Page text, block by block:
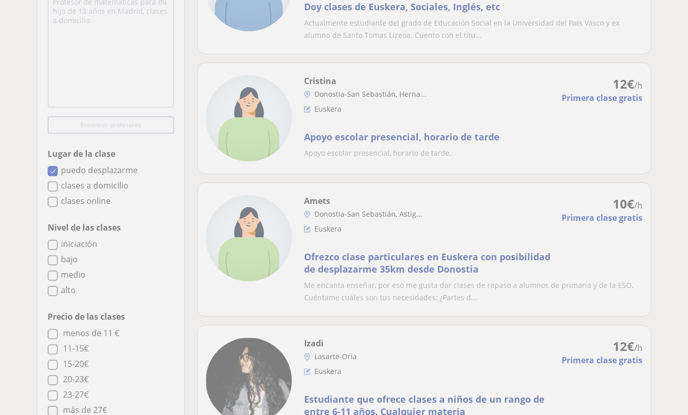
Encontrar profesores
Lugar de la clase
puedo desplazarme
clases a domicilio
clases online
Nivel de las clases
iniciación
bajo
medio
alto
Precio de las clases
menos de 11 €
11-15€
15-20€
20-23€
23-27€
más de 27€
Doy clases de Euskera, Sociales, Inglés, etc
Actualmente estudiante del grado de Educación Social en la Universidad del País Vasco y ex
alumno de Santo Tomas Lizeoa. Cuento con el titu...
12€/h
Primera clase gratis
Cristina
Donostia-San Sebastián, Herna...
Euskera
Apoyo escolar presencial, horario de tarde
Apoyo escolar presencial, horario de tarde.
10€/h
Primera clase gratis
Amets
Donostia-San Sebastián, Astig...
Euskera
Ofrezco clase particulares en Euskera con posibilidad
de desplazarme 35km desde Donostia
Me encanta enseñar, por eso me gusta dar clases de repaso a alumnos de primaria y de la ESO.
Cuéntame cuáles son tus necesidades: ¿Partes d...
12€/h
Primera clase gratis
Izadi
Lasarte-Oria
Euskera
Estudiante que ofrece clases a niños de un rango de
entre 6-11 años. Cualquier materia